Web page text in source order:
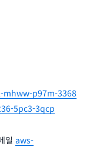
mhww-p97m-3368
5pc3-3qcp
일 aws-